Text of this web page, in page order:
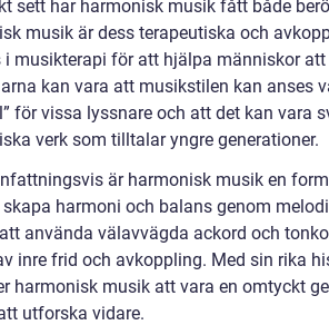
sett har harmonisk musik fått både
musik är dess terapeutiska och
i musikterapi för att hjälpa människor
kan vara att musikstilen kan anses
för vissa lyssnare och att det kan vara
verk som tilltalar yngre generationer.
är harmonisk musik en
harmoni och balans genom
använda välavvägda ackord och
inre frid och avkoppling. Med sin rika
harmonisk musik att vara en omtyckt
utforska vidare.